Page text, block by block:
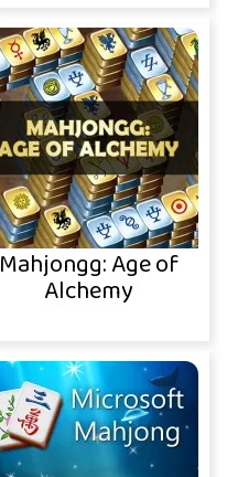
Mahjongg: Age of
Alchemy